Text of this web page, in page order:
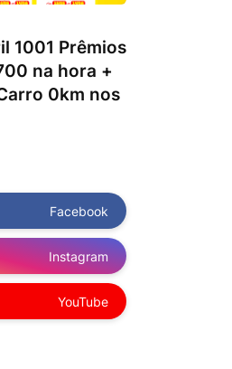
1001 Prêmios
na hora +
0km nos
Facebook
Instagram
YouTube